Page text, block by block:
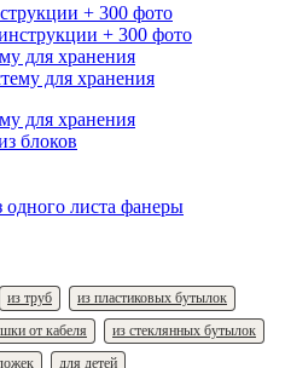
+ 300 фото
для хранения
для хранения
блоков
листа фанеры
из труб
из пластиковых бутылок
от кабеля
из стеклянных бутылок
для детей